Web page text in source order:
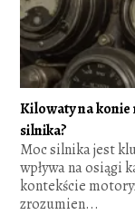
Kilowaty na konie
silnika?
Moc silnika jest
wpływa na osiągi
kontekście
zrozumien...